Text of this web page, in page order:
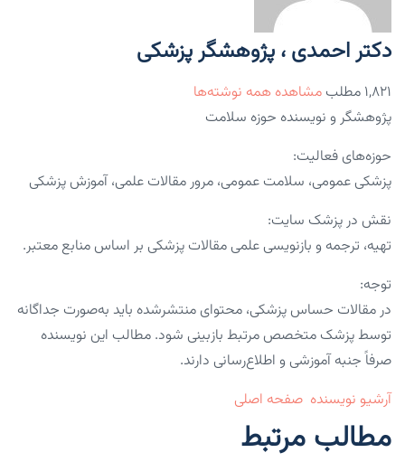
دکتر احمدی ، پژوهشگر پزشکی
۱,۸۲۱ مطلب
مشاهده همه نوشته‌ها
پژوهشگر و نویسنده حوزه سلامت
حوزه‌های فعالیت:
پزشکی عمومی، سلامت عمومی، مرور مقالات علمی، آموزش پزشکی
نقش در پزشک سایت:
تهیه، ترجمه و بازنویسی علمی مقالات پزشکی بر اساس منابع معتبر.
توجه:
در مقالات حساس پزشکی، محتوای منتشرشده باید به‌صورت جداگانه
توسط پزشک متخصص مرتبط بازبینی شود. مطالب این نویسنده
صرفاً جنبه آموزشی و اطلاع‌رسانی دارند.
آرشیو نویسنده صفحه اصلی
مطالب مرتبط